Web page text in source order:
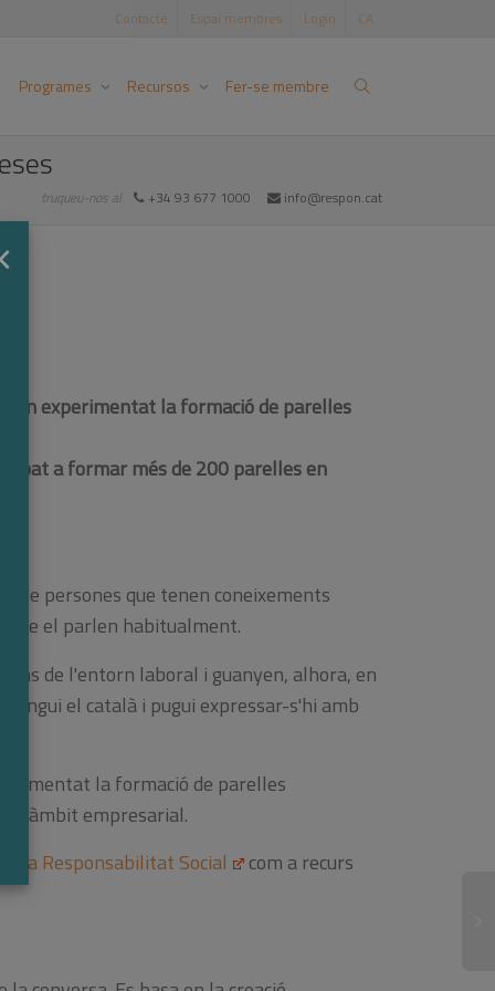
Contacte Espai membres Login CA
Programes Recursos Fer-se membre
truqueu-nos al +34 93 677 1000 info@respon.cat
experimentat la formació de parelles
a formar més de 200 parelles en
persones que tenen coneixements
que el parlen habitualment.
de l'entorn laboral i guanyen, alhora, en
el català i pugui expressar-s'hi amb
la formació de parelles
l'àmbit empresarial.
la Responsabilitat Social
com a recurs